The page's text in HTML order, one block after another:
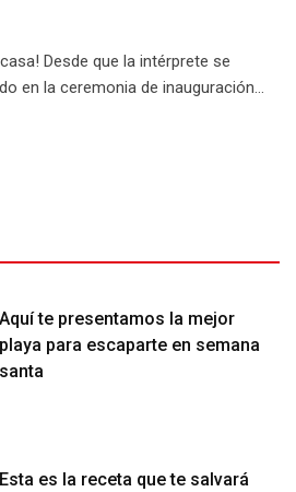
Desde que la intérprete se
en la ceremonia de inauguración…
Aquí te presentamos la mejor
playa para escaparte en semana
santa
Esta es la receta que te salvará